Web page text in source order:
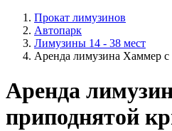
Прокат лимузинов
Автопарк
Лимузины 14 - 38 мест
Аренда лимузина Хаммер
Аренда
приподнятой